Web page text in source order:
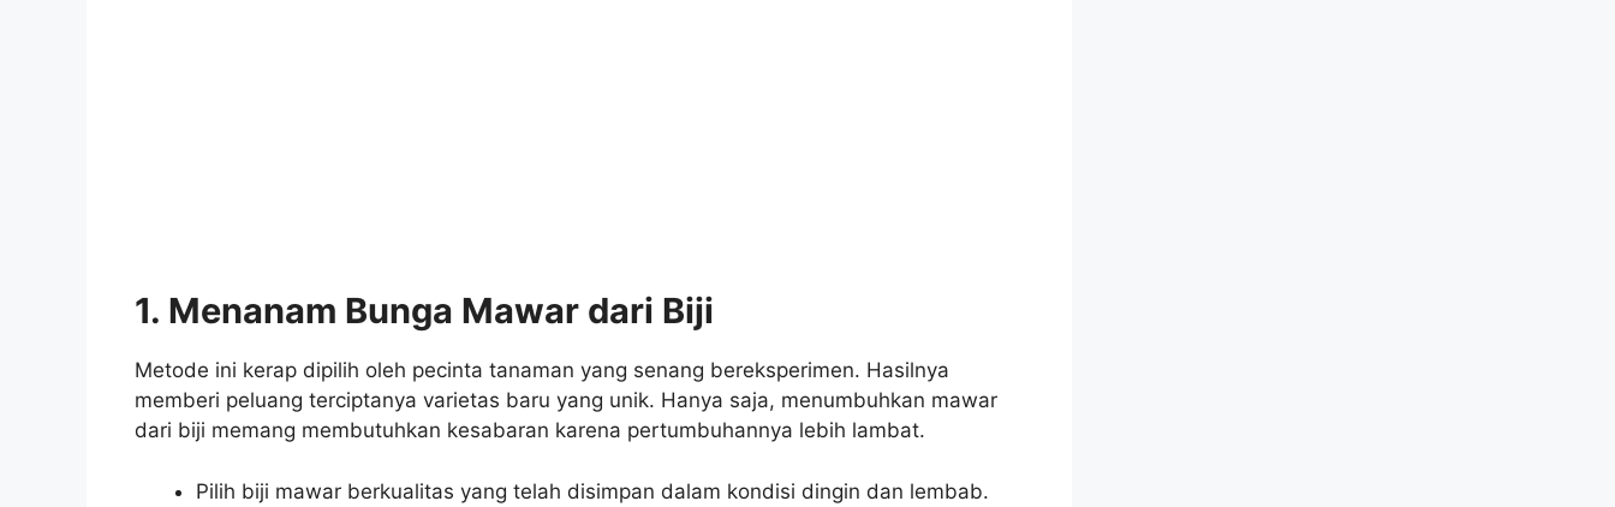
1. Menanam Bunga Mawar dari Biji
Metode ini kerap dipilih oleh pecinta tanaman yang senang bereksperimen. Hasilnya
memberi peluang terciptanya varietas baru yang unik. Hanya saja, menumbuhkan mawar
dari biji memang membutuhkan kesabaran karena pertumbuhannya lebih lambat.
Pilih biji mawar berkualitas yang telah disimpan dalam kondisi dingin dan lembab.